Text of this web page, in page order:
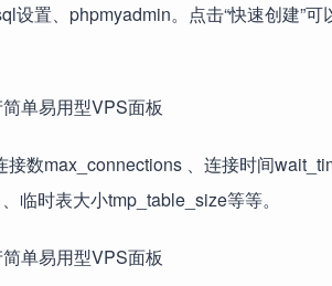
置、phpmyadmin。点击“快速创建”可
数max_connections 、连接时间
临时表大小tmp_table_size等等。